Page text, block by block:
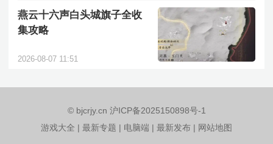
燕云十六声白头城旗子全收
集攻略
2026-08-07 11:51
© bjcrjy.cn 沪ICP备2025150898号-1
游戏大全 | 最新专题 | 电脑端 | 最新发布 | 网站地图